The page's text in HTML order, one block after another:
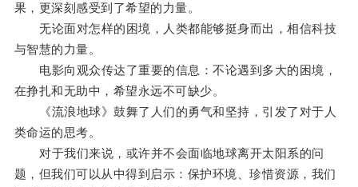
果，更深刻感受到了希望的力量。
无论面对怎样的困境，人类都能够挺身而出，相信科技
与智慧的力量。
电影向观众传达了重要的信息：不论遇到多大的困境，
在挣扎和无助中，希望永远不可缺少。
《流浪地球》鼓舞了人们的勇气和坚持，引发了对于人
类命运的思考。
对于我们来说，或许并不会面临地球离开太阳系的问
题，但我们可以从中得到启示：保护环境、珍惜资源，我们